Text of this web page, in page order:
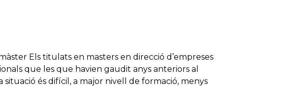
Els titulats en masters en direcció d’empreses
que les que havien gaudit anys anteriors al
és difícil, a major nivell de formació, menys